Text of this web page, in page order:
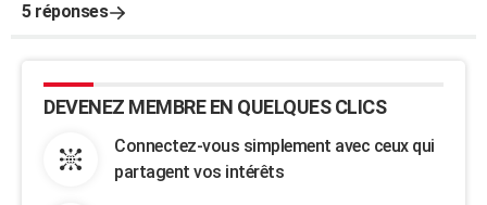
5 réponses
DEVENEZ MEMBRE EN QUELQUES CLICS
Connectez-vous simplement avec ceux qui
partagent vos intérêts